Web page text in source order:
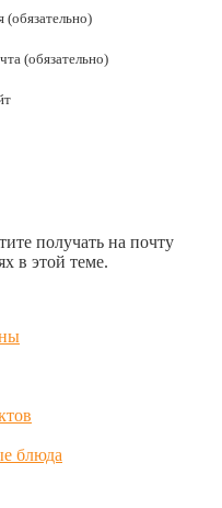
(обязательно)
(обязательно)
получать на почту
в этой теме.
блюда